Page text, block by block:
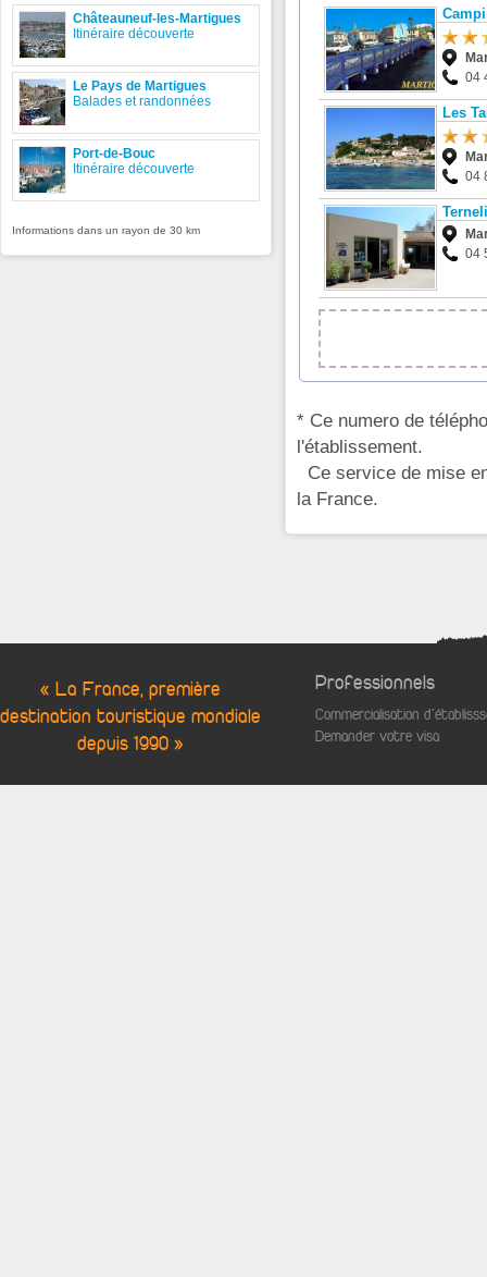
04
Les
04
04
* Ce numero de
l'établissement.
Ce service de mise
la France.
Châteauneuf-les-Martigues
Itinéraire découverte
Le Pays de Martigues
Balades et randonnées
Port-de-Bouc
Itinéraire découverte
Informations dans un rayon de 30 km
« La France, première
destination touristique mondiale
depuis 1990 »
Professionnels
Commercialisation
Demander votre visa